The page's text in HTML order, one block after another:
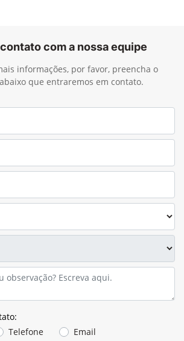
com a nossa equipe
informações, por favor, preencha o
que entraremos em contato.
Telefone Email